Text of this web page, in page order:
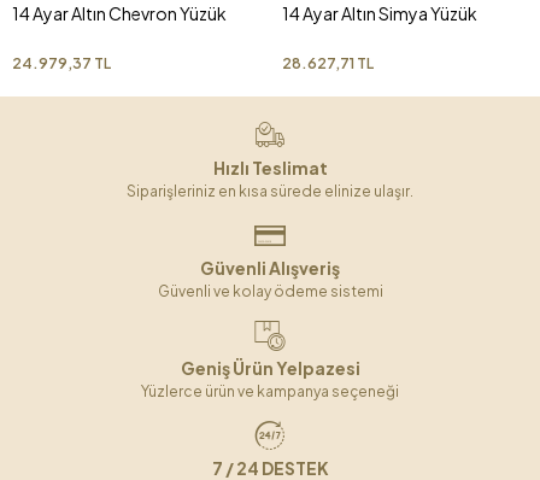
14 Ayar Altın Chevron Yüzük
24.979,37 TL
14 Ayar Altın Simya Yüzük
28.627,71 TL
Hızlı Teslimat
Siparişleriniz en kısa sürede elinize ulaşır.
Güvenli Alışveriş
Güvenli ve kolay ödeme sistemi
Geniş Ürün Yelpazesi
Yüzlerce ürün ve kampanya seçeneği
7 / 24 DESTEK